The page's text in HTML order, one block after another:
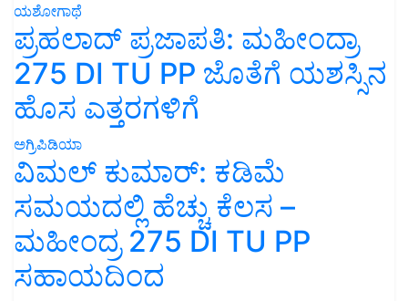
ಯಶೋಗಾಥೆ
ಪ್ರಹಲಾದ್ ಪ್ರಜಾಪತಿ: ಮಹೀಂದ್ರಾ
275 DI TU PP ಜೊತೆಗೆ ಯಶಸ್ಸಿನ
ಹೊಸ ಎತ್ತರಗಳಿಗೆ
ಅಗ್ರಿಪಿಡಿಯಾ
ವಿಮಲ್ ಕುಮಾರ್: ಕಡಿಮೆ
ಸಮಯದಲ್ಲಿ ಹೆಚ್ಚು ಕೆಲಸ –
ಮಹೀಂದ್ರ 275 DI TU PP
ಸಹಾಯದಿಂದ